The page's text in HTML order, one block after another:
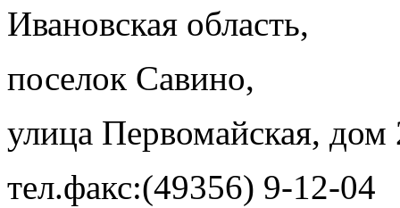
Ивановская область,
поселок Савино,
улица Первомайская, дом
тел.факс:(49356) 9-12-04